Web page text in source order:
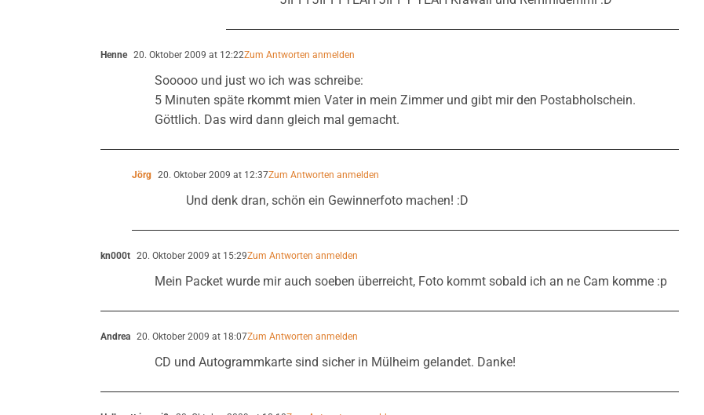
Henne 20. Oktober 2009 at 12:22Zum Antworten anmelden
Sooooo und just wo ich was schreibe:
5 Minuten späte rkommt mien Vater in mein Zimmer und gibt mir den Postabholschein.
Göttlich. Das wird dann gleich mal gemacht.
Jörg 20. Oktober 2009 at 12:37Zum Antworten anmelden
Und denk dran, schön ein Gewinnerfoto machen! :D
kn000t 20. Oktober 2009 at 15:29Zum Antworten anmelden
Mein Packet wurde mir auch soeben überreicht, Foto kommt sobald ich an ne Cam komme :p
Andrea 20. Oktober 2009 at 18:07Zum Antworten anmelden
CD und Autogrammkarte sind sicher in Mülheim gelandet. Danke!